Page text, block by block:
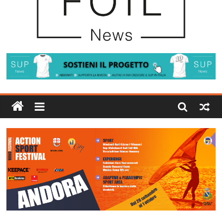
adrenalina a Pozo Izquierdo